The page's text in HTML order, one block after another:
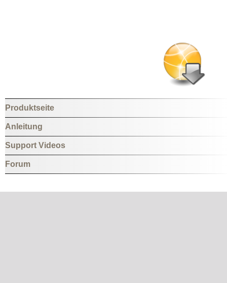
Produktseite
Anleitung
Support Videos
Forum